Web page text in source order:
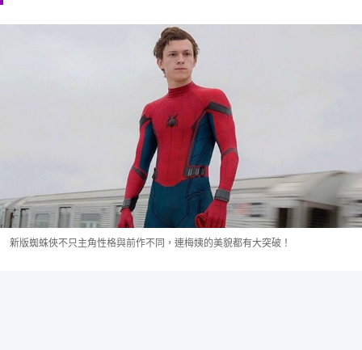
新版蜘蛛俠不只主角性格與前作不同，連梅姨的美貌都有大突破！